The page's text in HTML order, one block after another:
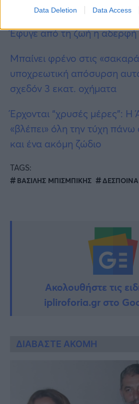
Data Deletion Data Access
Δύσκολες ώρες για τον
Έφυγε από τη ζωή η αδερφή
Μπαίνει φρένο στις
υποχρεωτική απόσυρση
σχεδόν 3 εκατ. οχήματα
Έρχονται “χρυσές μέρες”:
«βλέπει» όλη την τύχη
και ένα ακόμη ζώδιο
TAGS:
ΒΑΣΙΛΗΣ ΜΠΙΣΜΠΙΚΗΣ
Ακολουθήστε τις
ipliroforia.gr στο
ΔΙΑΒΑΣΤΕ ΑΚΟΜΗ